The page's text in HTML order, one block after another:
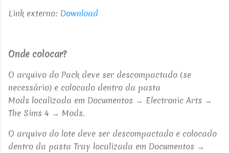
Link externo: Download
Onde colocar?
O arquivo do Pack deve ser descompactado (se
necessário) e colocado dentro da pasta
Mods localizada em Documentos → Electronic Arts →
The Sims 4 → Mods.
O arquivo do lote deve ser descompactado e colocado
dentro da pasta Tray localizada em Documentos →